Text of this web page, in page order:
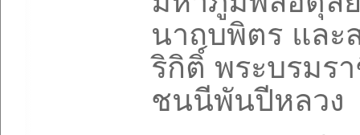
นาถบพิตร และ
ริกิติ์ พระบรมร
ชนนีพันปีหลวง